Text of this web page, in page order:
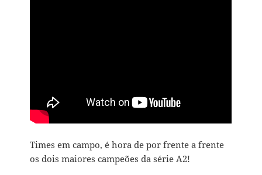
Times em campo, é hora de por frente a frente
os dois maiores campeões da série A2!